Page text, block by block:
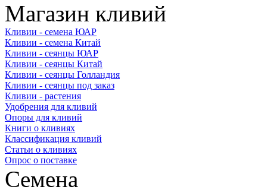
Магазин кливий
Кливии - семена ЮАР
Кливии - семена Китай
Кливии - сеянцы ЮАР
Кливии - сеянцы Китай
Кливии - сеянцы Голландия
Кливии - сеянцы под заказ
Кливии - растения
Удобрения для кливий
Опоры для кливий
Книги о кливиях
Классификация кливий
Статьи о кливиях
Опрос о поставке
Семена